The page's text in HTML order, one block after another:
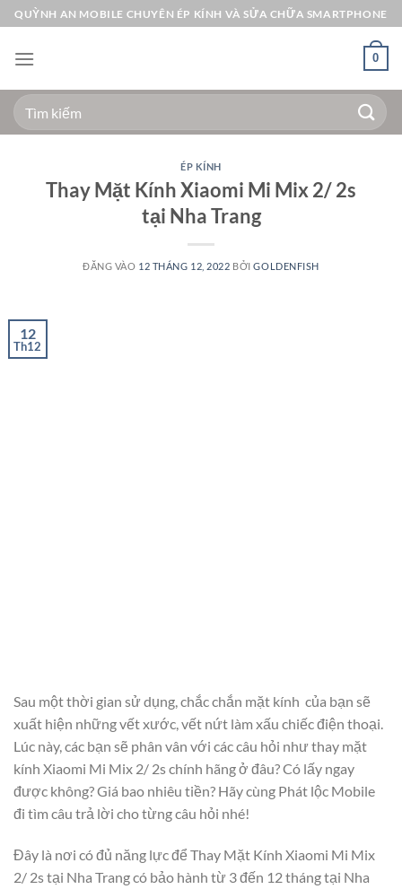
Bỏ
qua
nội
QUỲNH AN MOBILE CHUYÊN ÉP KÍNH VÀ SỬA CHỮA SMARTPHONE
0
Tìm
kiếm:
ÉP KÍNH
Thay Mặt Kính Xiaomi Mi Mix 2/ 2s
tại Nha Trang
ĐĂNG VÀO 12 THÁNG 12, 2022 BỞIGOLDENFISH
12
Th12
Sau một thời gian sử dụng, chắc chắn mặt kính của bạn sẽ
xuất hiện những vết xước, vết nứt làm xấu chiếc điện thoại.
Lúc này, các bạn sẽ phân vân với các câu hỏi như thay mặt
kính Xiaomi Mi Mix 2/ 2s chính hãng ở đâu? Có lấy ngay
được không? Giá bao nhiêu tiền? Hãy cùng Phát lộc Mobile
đi tìm câu trả lời cho từng câu hỏi nhé!
Đây là nơi có đủ năng lực để Thay Mặt Kính Xiaomi Mi Mix
2/ 2s tại Nha Trang có bảo hành từ 3 đến 12 tháng tại Nha